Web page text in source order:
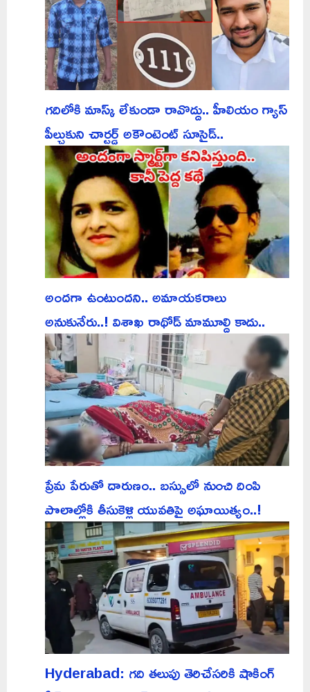
గదిలోకి మాస్క్ లేకుండా రావొద్దు.. హీలియం గ్యాస్
పీల్చుకుని చార్టర్డ్ అకౌంటెంట్ సూసైడ్..
అందగా ఉంటుందని.. అమాయకరాలు
అనుకునేరు..! విశాఖ రాథోడ్ మామూల్ది కాదు..
ప్రేమ పేరుతో దారుణం.. బస్సులో నుంచి దింపి
పొలాల్లోకి తీసుకెళ్లి యువతిపై అఘాయిత్యం..!
Hyderabad: గది తలుపు తెరిచేసరికి షాకింగ్